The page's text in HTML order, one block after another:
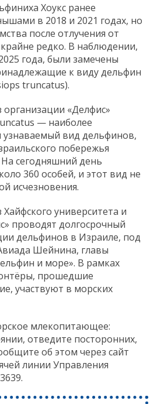
Хоукс ранее
в 2018 и 2021 годах, но
после отлучения от
редко. В наблюдении,
года, были замечены
к виду дельфин
truncatus).
«Делфис»
— наиболее
узнаваемый вид дельфинов,
побережья
сегодняшний день
360 особей, и этот вид не
исчезновения.
университета и
проводят долгосрочный
дельфинов в Израиле, под
Шейнина, главы
и море». В рамках
прошедшие
участвуют в морских
млекопитающее:
отведите посторонних,
об этом через сайт
линии Управления